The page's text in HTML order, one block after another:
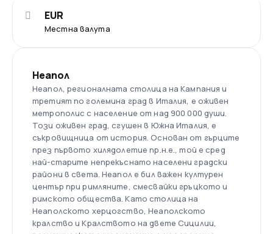
Местна валута
EUR
Неапол
Неапол, регионалната столица на Кампания и
третият по големина град в Италия, е оживен
метрополис с население от над 900 000 души.
Този оживен град, сгушен в Южна Италия, е
съкровищница от история. Основан от гърците
през първото хилядолетие пр.н.е., той е сред
най-старите непрекъснато населени градски
райони в света. Неапол е бил важен културен
център при римляните, смесвайки гръцкото и
римското общества. Като столица на
Неаполското херцогство, Неаполското
кралство и Кралството на двете Сицилии,